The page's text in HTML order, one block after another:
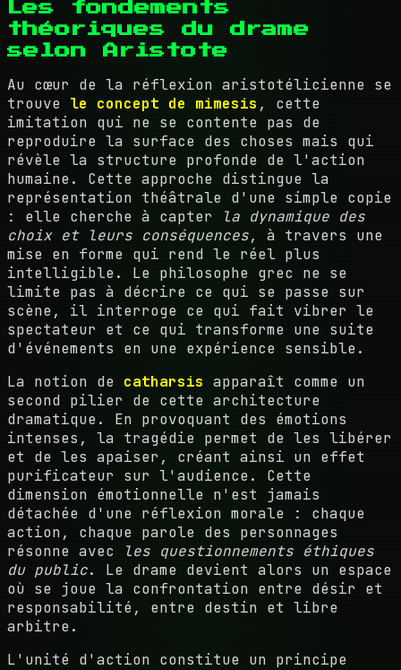
Les fondements
théoriques du drame
selon Aristote
Au cœur de la réflexion aristotélicienne se
trouve le concept de mimesis , cette
imitation qui ne se contente pas de
reproduire la surface des choses mais qui
révèle la structure profonde de l'action
humaine. Cette approche distingue la
représentation théâtrale d'une simple copie
: elle cherche à capter
la dynamique des
choix et leurs conséquences, à travers une
mise en forme qui rend le réel plus
intelligible. Le philosophe grec ne se
limite pas à décrire ce qui se passe sur
scène, il interroge ce qui fait vibrer le
spectateur et ce qui transforme une suite
d'événements en une expérience sensible.
La notion de catharsis apparaît comme un
second pilier de cette architecture
dramatique. En provoquant des émotions
intenses, la tragédie permet de les libérer
et de les apaiser, créant ainsi un effet
purificateur sur l'audience. Cette
dimension émotionnelle n'est jamais
détachée d'une réflexion morale : chaque
action, chaque parole des personnages
résonne avec
les questionnements éthiques
du public. Le drame devient alors un espace
où se joue la confrontation entre désir et
responsabilité, entre destin et libre
arbitre.
L'unité d'action constitue un principe